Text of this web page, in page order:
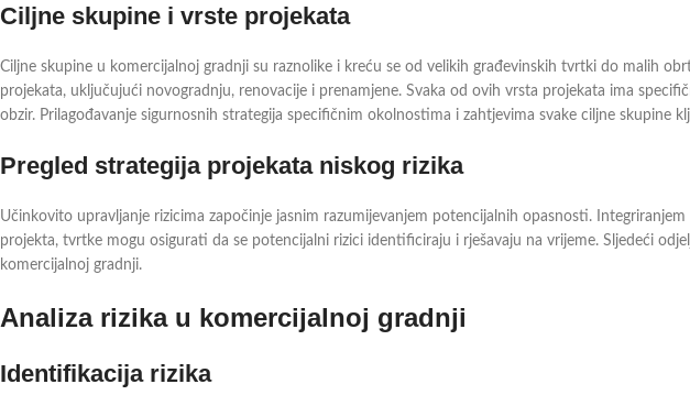
Ciljne skupine i vrste projekata
Ciljne skupine u komercijalnoj gradnji su raznolike i kreću se od velikih građevinskih tvrtki do malih
projekata, uključujući novogradnju, renovacije i prenamjene. Svaka od ovih vrsta projekata ima
obzir. Prilagođavanje sigurnosnih strategija specifičnim okolnostima i zahtjevima svake ciljne skupine
Pregled strategija projekata niskog rizika
Učinkovito upravljanje rizicima započinje jasnim razumijevanjem potencijalnih opasnosti.
projekta, tvrtke mogu osigurati da se potencijalni rizici identificiraju i rješavaju na vrijeme. Sljedeći
komercijalnoj gradnji.
Analiza rizika u komercijalnoj gradnji
Identifikacija rizika